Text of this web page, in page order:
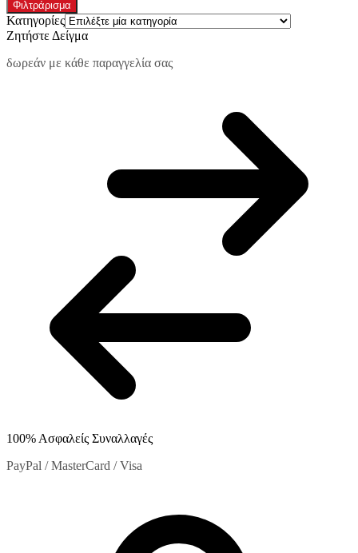
Φιλτράρισμα
Κατηγορίες
Ζητήστε Δείγμα
δωρεάν με κάθε παραγγελία σας
100% Ασφαλείς Συναλλαγές
PayPal / MasterCard / Visa